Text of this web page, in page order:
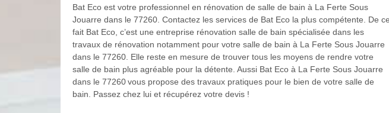
Bat Eco est votre professionnel en rénovation de salle de bain à La Ferte Sous
Jouarre dans le 77260. Contactez les services de Bat Eco la plus compétente. De ce
fait Bat Eco, c’est une entreprise rénovation salle de bain spécialisée dans les
travaux de rénovation notamment pour votre salle de bain à La Ferte Sous Jouarre
dans le 77260. Elle reste en mesure de trouver tous les moyens de rendre votre
salle de bain plus agréable pour la détente. Aussi Bat Eco à La Ferte Sous Jouarre
dans le 77260 vous propose des travaux pratiques pour le bien de votre salle de
bain. Passez chez lui et récupérez votre devis !